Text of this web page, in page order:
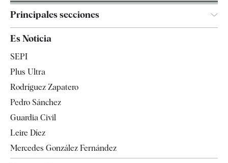
Principales secciones
España
Televisión
Es Noticia
SEPI
Plus Ultra
Rodríguez Zapatero
Pedro Sánchez
Guardia Civil
Leire Díez
Mercedes González Fernández